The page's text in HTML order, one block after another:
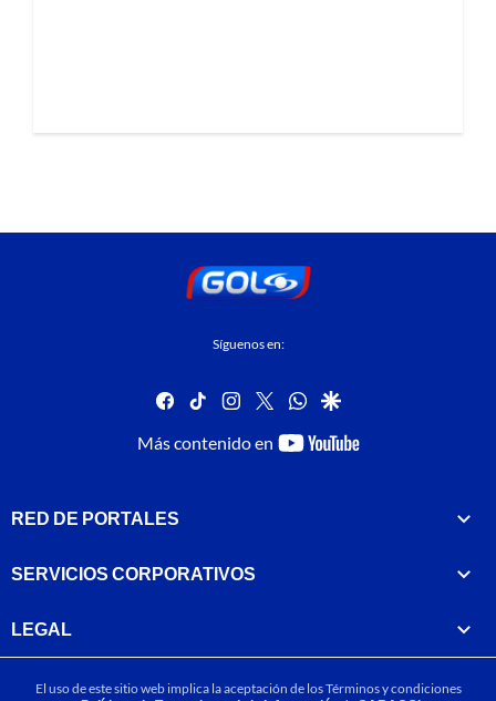
Síguenos en:
facebook
tiktok instagram
twitterwhatsapp
google
Más contenido en
youtube-
RED DE PORTALES
SERVICIOS CORPORATIVOS
LEGAL
El uso de este sitio web implica la aceptación de losTérminos y condiciones